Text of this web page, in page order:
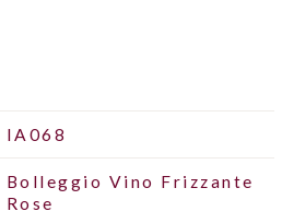
IA068
Bolleggio Vino Frizzante
Rose